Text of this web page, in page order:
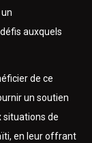
auxquels
de ce
un soutien
de
en leur offrant